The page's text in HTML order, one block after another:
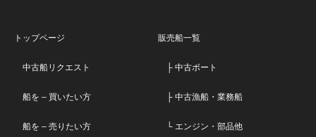
トップページ
中古船リクエスト
船を – 買いたい方
船を – 売りたい方
販売船一覧
├ 中古ボート
├ 中古漁船・業務船
└ エンジン・部品他